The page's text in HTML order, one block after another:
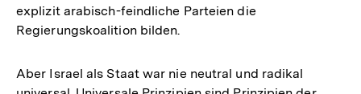
explizit arabisch-feindliche Parteien die
Regierungskoalition bilden.
Aber Israel als Staat war nie neutral und radikal